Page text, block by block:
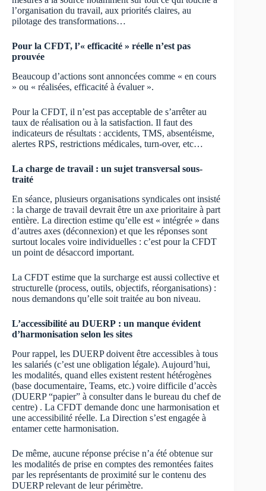
l’organisation du travail, aux priorités claires, au
pilotage des transformations…
Pour la CFDT, l’« efficacité » réelle n’est pas
prouvée
Beaucoup d’actions sont annoncées comme « en cours
» ou « réalisées, efficacité à évaluer ».
Pour la CFDT, il n’est pas acceptable de s’arrêter au
taux de réalisation ou à la satisfaction. Il faut des
indicateurs de résultats : accidents, TMS, absentéisme,
alertes RPS, restrictions médicales, turn-over, etc…
La charge de travail : un sujet transversal sous-
traité
En séance, plusieurs organisations syndicales ont insisté
: la charge de travail devrait être un axe prioritaire à part
entière. La direction estime qu’elle est « intégrée » dans
d’autres axes (déconnexion) et que les réponses sont
surtout locales voire individuelles : c’est pour la CFDT
un point de désaccord important.
La CFDT estime que la surcharge est aussi collective et
structurelle (process, outils, objectifs, réorganisations) :
nous demandons qu’elle soit traitée au bon niveau.
L’accessibilité au DUERP : un manque évident
d’harmonisation selon les sites
Pour rappel, les DUERP doivent être accessibles à tous
les salariés (c’est une obligation légale). Aujourd’hui,
les modalités, quand elles existent restent hétérogènes
(base documentaire, Teams, etc.) voire difficile d’accès
(DUERP “papier” à consulter dans le bureau du chef de
centre) . La CFDT demande donc une harmonisation et
une accessibilité réelle. La Direction s’est engagée à
entamer cette harmonisation.
De même, aucune réponse précise n’a été obtenue sur
les modalités de prise en comptes des remontées faites
par les représentants de proximité sur le contenu des
DUERP relevant de leur périmètre.